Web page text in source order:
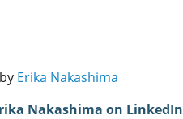
Erika Nakashima
Nakashima on LinkedIn